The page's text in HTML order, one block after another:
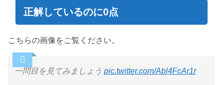
正解しているのに0点
こちらの画像をご覧ください。
一問目を見てみましょう pic.twitter.com/Abl4FcAr1r